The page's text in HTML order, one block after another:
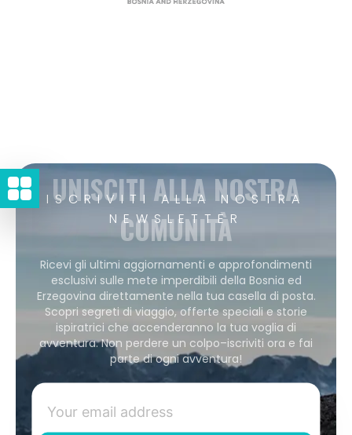
ISCRIVITI ALLA NOSTRA
NEWSLETTER
UNISCITI ALLA NOSTRA
COMUNITÀ
Ricevi gli ultimi aggiornamenti e approfondimenti
esclusivi sulle mete imperdibili della Bosnia ed
Erzegovina direttamente nella tua casella di posta.
Scopri segreti di viaggio, offerte speciali e storie
ispiratrici che accenderanno la tua voglia di
avventura. Non perdere un colpo–iscriviti ora e fai
parte di ogni avventura!